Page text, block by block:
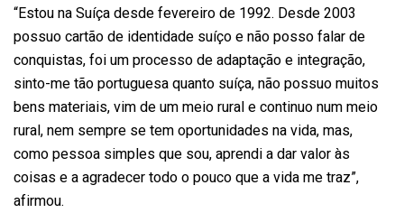
“Estou na Suíça desde fevereiro de 1992. Desde 2003
possuo cartão de identidade suíço e não posso falar de
conquistas, foi um processo de adaptação e integração,
sinto-me tão portuguesa quanto suíça, não possuo muitos
bens materiais, vim de um meio rural e continuo num meio
rural, nem sempre se tem oportunidades na vida, mas,
como pessoa simples que sou, aprendi a dar valor às
coisas e a agradecer todo o pouco que a vida me traz”,
afirmou.